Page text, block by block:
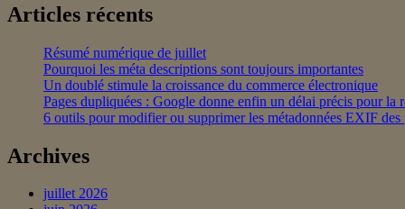
Articles récents
Résumé numérique de juillet
Pourquoi les méta descriptions sont toujours importantes
Un doublé stimule la croissance du commerce électronique
Pages dupliquées : Google donne enfin un délai précis pour la
6 outils pour modifier ou supprimer les métadonnées EXIF des
Archives
juillet 2026